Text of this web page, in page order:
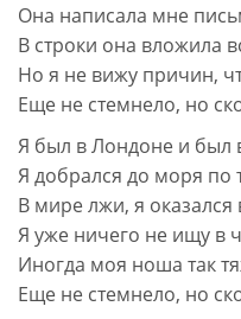
Она написала мне
В строки она вложила
Но я не вижу причин,
Еще не стемнело, но
Я был в Лондоне и был
Я добрался до моря по
В мире лжи, я оказался
Я уже ничего не ищу в
Иногда моя ноша так
Еще не стемнело, но